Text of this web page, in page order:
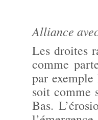
Alliance
Les droites
comme
par
soit comme
Bas.